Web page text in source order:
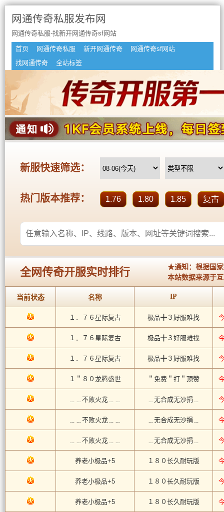
网通传奇私服发布网
网通传奇私服-找新开网通传奇sf网站
首页 网通传奇私服 新开网通传奇
网通传奇sf网站
找网通传奇
全站标签